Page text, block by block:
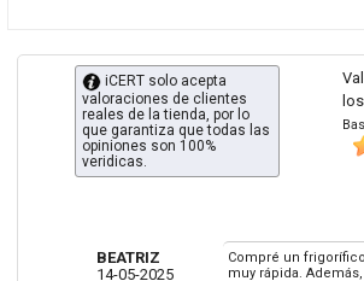
iCERT solo acepta
valoraciones de clientes
reales de la tienda, por lo
que garantiza que todas las
opiniones son 100%
veridicas.
BEATRIZ
14-05-2025
Compré un
muy rápida.